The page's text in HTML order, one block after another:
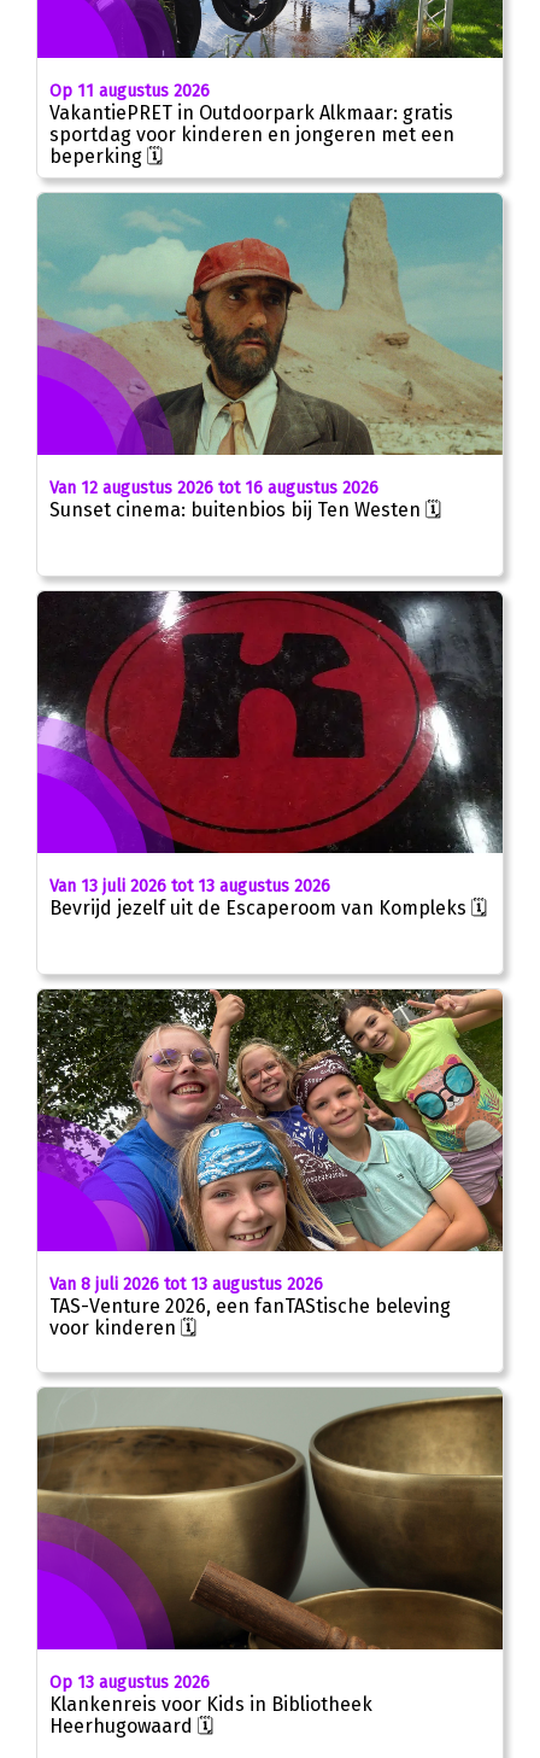
Op 11 augustus 2026
VakantiePRET in Outdoorpark Alkmaar: gratis
sportdag voor kinderen en jongeren met een
beperking 🗓
Van 12 augustus 2026 tot 16 augustus 2026
Sunset cinema: buitenbios bij Ten Westen 🗓
Van 13 juli 2026 tot 13 augustus 2026
Bevrijd jezelf uit de Escaperoom van Kompleks 🗓
Van 8 juli 2026 tot 13 augustus 2026
TAS-Venture 2026, een fanTAStische beleving
voor kinderen 🗓
Op 13 augustus 2026
Klankenreis voor Kids in Bibliotheek
Heerhugowaard 🗓